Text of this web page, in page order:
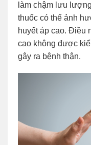
làm chậm lưu
thuốc có thể ảnh
huyết áp cao. Điều
cao không được
gây ra bệnh thận.